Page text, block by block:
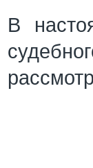
В